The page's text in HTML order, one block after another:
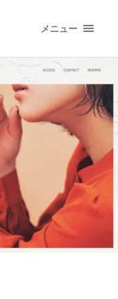
メニュー